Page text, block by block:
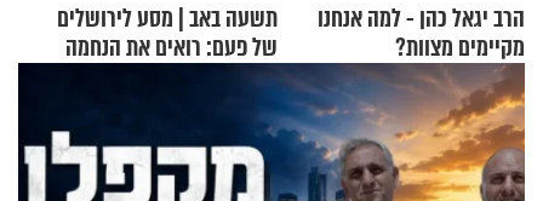
הרב יגאל כהן - למה אנחנו
מקיימים מצוות?
תשעה באב | מסע לירושלים
של פעם: רואים את הנחמה